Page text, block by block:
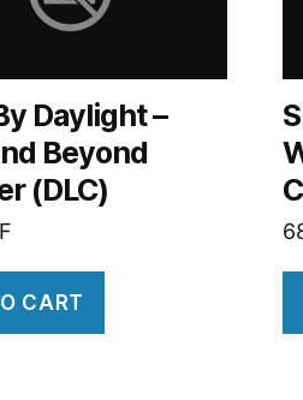
Daylight –
Beyond
(DLC)
CART